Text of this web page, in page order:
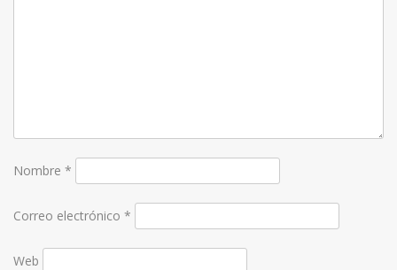
Nombre *
Correo electrónico *
Web